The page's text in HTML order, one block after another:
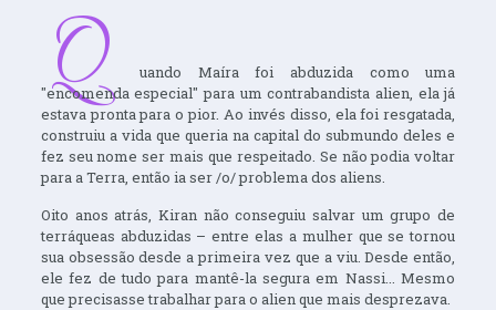
Q
uando Maíra foi abduzida como uma
"encomenda especial" para um contrabandista alien, ela já
estava pronta para o pior. Ao invés disso, ela foi resgatada,
construiu a vida que queria na capital do submundo deles e
fez seu nome ser mais que respeitado. Se não podia voltar
para a Terra, então ia ser /o/ problema dos aliens.
Oito anos atrás, Kiran não conseguiu salvar um grupo de
terráqueas abduzidas – entre elas a mulher que se tornou
sua obsessão desde a primeira vez que a viu. Desde então,
ele fez de tudo para mantê-la segura em Nassi... Mesmo
que precisasse trabalhar para o alien que mais desprezava.